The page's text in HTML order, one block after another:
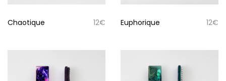
Chaotique 12€ Euphorique 12€